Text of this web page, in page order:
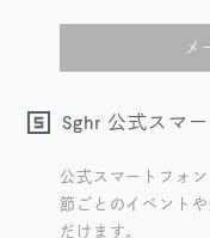
メ
Sghr 公式スマ
公式スマートフォ
節ごとのイベント
だけます。